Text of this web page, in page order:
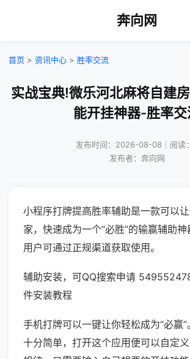
奔向网
首页 > 资讯中心 > 胜率交流
实战宝典!微乐河北麻将自建
能开挂神器-胜率交
发布时间：2026-08-08｜阅读
发布者：奔向网
小程序打牌提高胜率辅助是一款可以
家，快速成为一个“必胜”的输赢辅助
用户可通过正规渠道获取使用。
辅助安装，可QQ搜索申请
件安装教程
手机打牌可以一键让你轻松成为“必赢
十分简单，打开这个应用便可以自定